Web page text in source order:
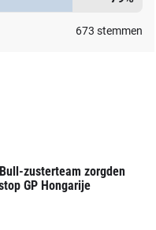
673 stemmen
zusterteam zorgden
GP Hongarije